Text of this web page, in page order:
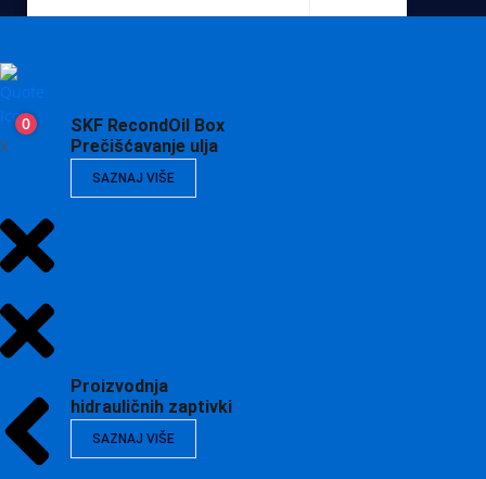
SKF RecondOil Box
Prečišćavanje ulja
SAZNAJ VIŠE
Proizvodnja
hidrauličnih zaptivki
SAZNAJ VIŠE
0
X